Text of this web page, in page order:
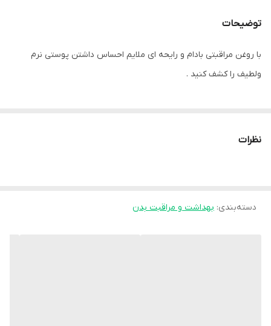
توضیحات
با روغن مراقبتی بادام و رایحه ای ملایم احساس داشتن پوستی نرم
ولطیف را کشف کنید .
نظرات
دسته‌بندی: بهداشت و مراقبت بدن